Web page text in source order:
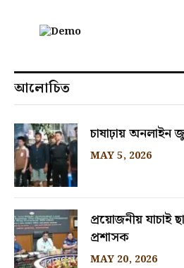
আলোচিত
চাষাঢ়ায়
MAY 5, 2026
প্রয়োজনীয় যাচাই
প্রশাসক
MAY 20, 2026